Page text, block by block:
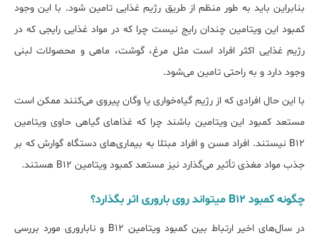
بنابراین باید به طور منظم از طریق رژیم غذایی تامین شود. با این وجود
کمبود این ویتامین چندان رایج نیست چرا که در مواد غذایی رایجی که در
رژیم غذایی اکثر افراد است مثل مرغ، گوشت، ماهی و محصولات لبنی
وجود دارد و به راحتی تامین می‌شود.
با این حال افرادی که از رژیم گیاه‌خواری یا وگان پیروی می‎‌کنند ممکن است
مستعد کمبود این ویتامین باشند چرا که غذاهای گیاهی حاوی ویتامین
B12 نیستند. افراد مسن و افراد مبتلا به بیماری‌های دستگاه گوارش که بر
جذب مواد مغذی تأثیر می‌گذارد نیز مستعد کمبود ویتامین B12 هستند.
چگونه کمبود B12 می‎تواند روی باروری اثر بگذارد؟
در سال‌های اخیر ارتباط بین کمبود ویتامین B12 و ناباروری مورد بررسی